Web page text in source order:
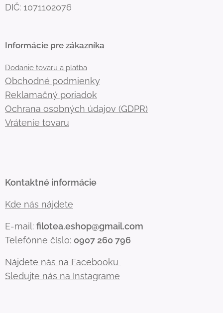
DIČ: 1071102076
Informácie pre zákazníka
Dodanie tovaru a platba
Obchodné podmienky
Reklamačný poriadok
Ochrana osobných údajov (GDPR)
Vrátenie tovaru
Kontaktné informácie
Kde nás nájdete
E-mail: filotea.eshop@gmail.com
Telefónne číslo: 0907 260 796
Nájdete nás na Facebooku
Sledujte nás na Instagrame